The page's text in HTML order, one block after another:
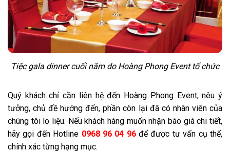
Tiệc gala dinner cuối năm do Hoàng Phong Event tổ chức
Quý khách chỉ cần liên hệ đến Hoàng Phong Event, nêu ý
tưởng, chủ đề hướng đến, phần còn lại đã có nhân viên của
chúng tôi lo liệu. Nếu khách hàng muốn nhận báo giá chi tiết,
hãy gọi đến Hotline 0968 96 04 96để được tư vấn cụ thể,
chính xác từng hạng mục.